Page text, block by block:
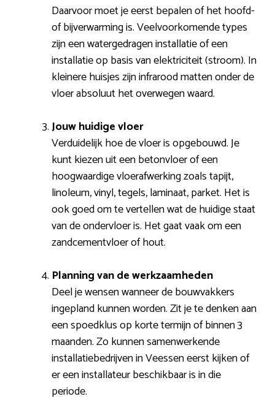
Daarvoor moet je eerst bepalen of het hoofd-
of bijverwarming is. Veelvoorkomende types
zijn een watergedragen installatie of een
installatie op basis van elektriciteit (stroom). In
kleinere huisjes zijn infrarood matten onder de
vloer absoluut het overwegen waard.
Jouw huidige vloer
Verduidelijk hoe de vloer is opgebouwd. Je
kunt kiezen uit een betonvloer of een
hoogwaardige vloerafwerking zoals tapijt,
linoleum, vinyl, tegels, laminaat, parket. Het is
ook goed om te vertellen wat de huidige staat
van de ondervloer is. Het gaat vaak om een
zandcementvloer of hout.
Planning van de werkzaamheden
Deel je wensen wanneer de bouwvakkers
ingepland kunnen worden. Zit je te denken aan
een spoedklus op korte termijn of binnen 3
maanden. Zo kunnen samenwerkende
installatiebedrijven in Veessen eerst kijken of
er een installateur beschikbaar is in die
periode.